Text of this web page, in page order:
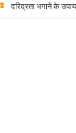
दरिद्रता भगाने के उपाय